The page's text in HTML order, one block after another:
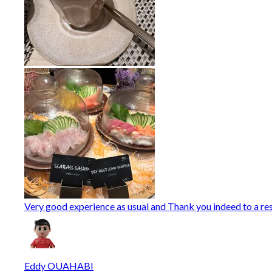
Very good experience as usual and Thank you indeed to a
Eddy OUAHABI